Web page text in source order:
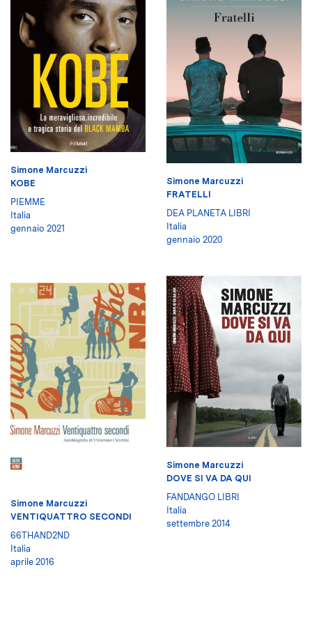
Simone Marcuzzi
KOBE
PIEMME
Italia
gennaio 2021
Simone Marcuzzi
FRATELLI
DEA PLANETA LIBRI
Italia
gennaio 2020
Simone Marcuzzi
VENTIQUATTRO SECONDI
66THAND2ND
Italia
aprile 2016
Simone Marcuzzi
DOVE SI VA DA QUI
FANDANGO LIBRI
Italia
settembre 2014